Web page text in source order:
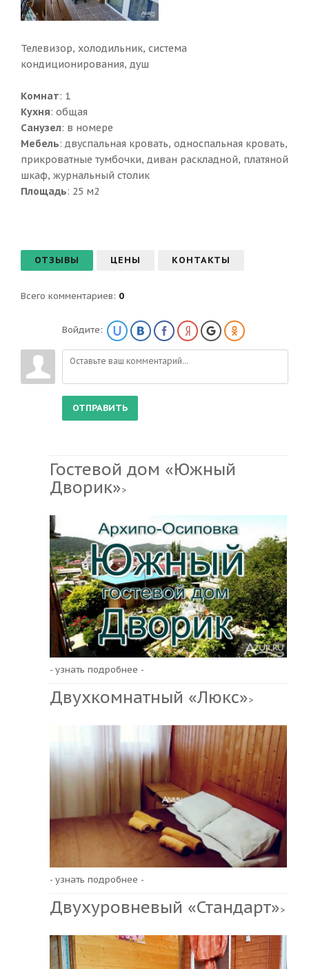
Телевизор, холодильник, система
кондиционирования, душ
Комнат: 1
Кухня: общая
Санузел: в номере
Мебель: двуспальная кровать, односпальная кровать,
прикроватные тумбочки, диван раскладной, платяной
шкаф, журнальный столик
Площадь: 25 м2
ОТЗЫВЫ ЦЕНЫ КОНТАКТЫ
Всего комментариев: 0
Войдите:
ОТПРАВИТЬ
Гостевой дом «Южный
Дворик»>
- узнать подробнее -
Двухкомнатный «Люкс»>
- узнать подробнее -
Двухуровневый «Стандарт»>